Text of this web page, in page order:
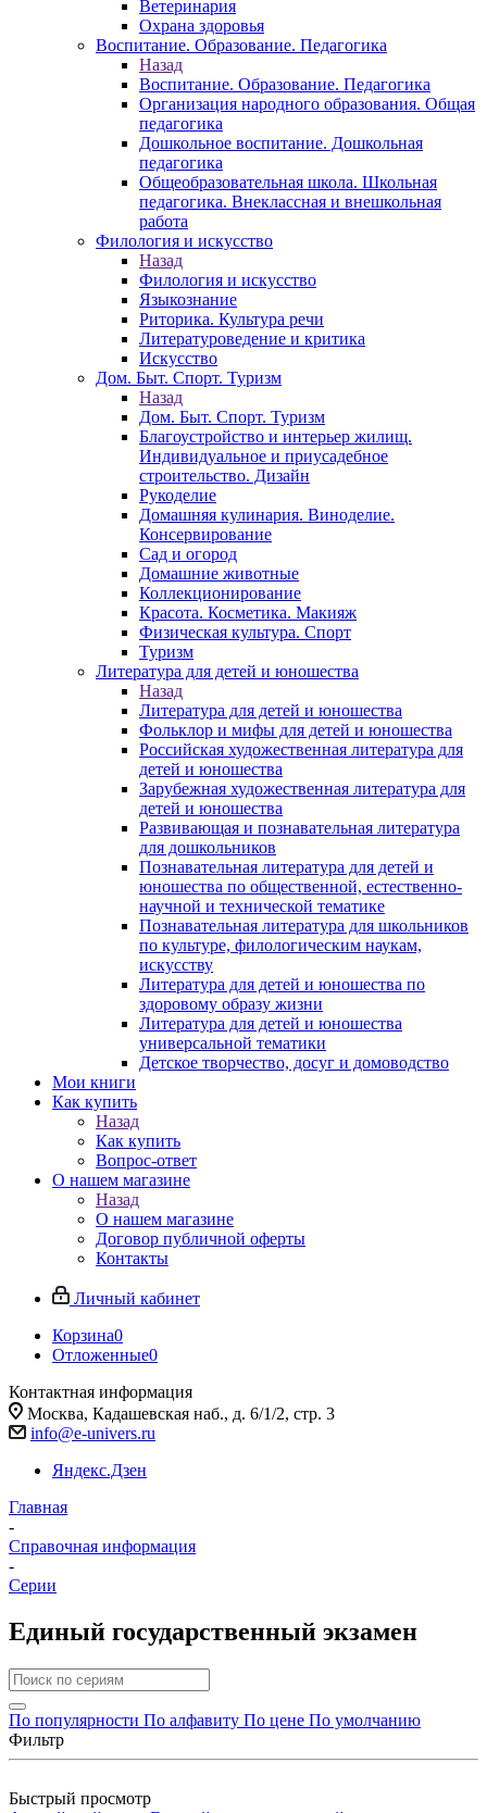
Ветеринария
Охрана здоровья
Воспитание. Образование. Педагогика
Назад
Воспитание. Образование. Педагогика
Организация народного образования. Общая
педагогика
Дошкольное воспитание. Дошкольная
педагогика
Общеобразовательная школа. Школьная
педагогика. Внеклассная и внешкольная
работа
Филология и искусство
Назад
Филология и искусство
Языкознание
Риторика. Культура речи
Литературоведение и критика
Искусство
Дом. Быт. Спорт. Туризм
Назад
Дом. Быт. Спорт. Туризм
Благоустройство и интерьер жилищ.
Индивидуальное и приусадебное
строительство. Дизайн
Рукоделие
Домашняя кулинария. Виноделие.
Консервирование
Сад и огород
Домашние животные
Коллекционирование
Красота. Косметика. Макияж
Физическая культура. Спорт
Туризм
Литература для детей и юношества
Назад
Литература для детей и юношества
Фольклор и мифы для детей и юношества
Российская художественная литература для
детей и юношества
Зарубежная художественная литература для
детей и юношества
Развивающая и познавательная литература
для дошкольников
Познавательная литература для детей и
юношества по общественной, естественно-
научной и технической тематике
Познавательная литература для школьников
по культуре, филологическим наукам,
искусству
Литература для детей и юношества по
здоровому образу жизни
Литература для детей и юношества
универсальной тематики
Детское творчество, досуг и домоводство
Мои книги
Как купить
Назад
Как купить
Вопрос-ответ
О нашем магазине
Назад
О нашем магазине
Договор публичной оферты
Контакты
Личный кабинет
Корзина0
Отложенные0
Контактная информация
Москва, Кадашевская наб., д. 6/1/2, стр. 3
info@e-univers.ru
Яндекс.Дзен
Главная
-
Справочная информация
-
Серии
Единый государственный экзамен
По популярности По алфавиту По цене По умолчанию
Фильтр
Быстрый просмотр